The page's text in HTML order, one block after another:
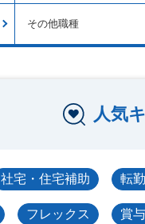
その他職種
人気
社宅・住宅補助 転
フレックス 賞